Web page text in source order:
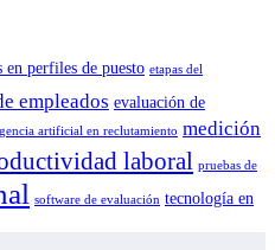
en perfiles de puesto etapas del
empleados evaluación de
artificial en reclutamiento medición
laboral pruebas de
software de evaluación tecnología en